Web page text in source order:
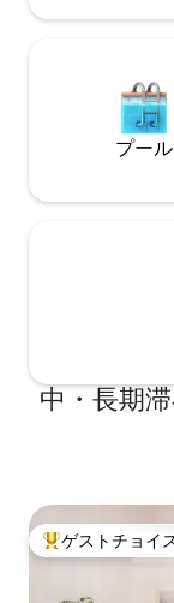
プール
中・長期
大好評のゲスト
ゲストチョイ